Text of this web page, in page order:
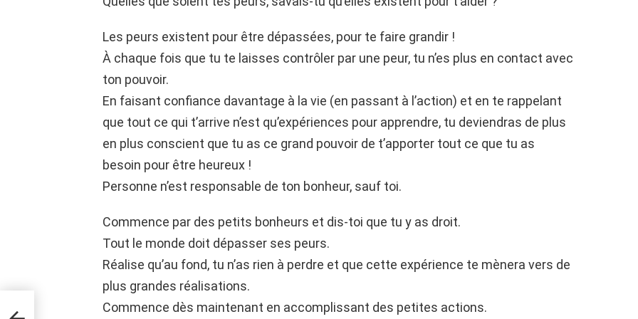
Les peurs existent pour être dépassées, pour te faire grandir !
À chaque fois que tu te laisses contrôler par une peur, tu n’es plus en contact avec
ton pouvoir.
En faisant confiance davantage à la vie (en passant à l’action) et en te rappelant
que tout ce qui t’arrive n’est qu’expériences pour apprendre, tu deviendras de plus
en plus conscient que tu as ce grand pouvoir de t’apporter tout ce que tu as
besoin pour être heureux !
Personne n’est responsable de ton bonheur, sauf toi.
Commence par des petits bonheurs et dis-toi que tu y as droit.
Tout le monde doit dépasser ses peurs.
Réalise qu’au fond, tu n’as rien à perdre et que cette expérience te mènera vers de
plus grandes réalisations.
Commence dès maintenant en accomplissant des petites actions.